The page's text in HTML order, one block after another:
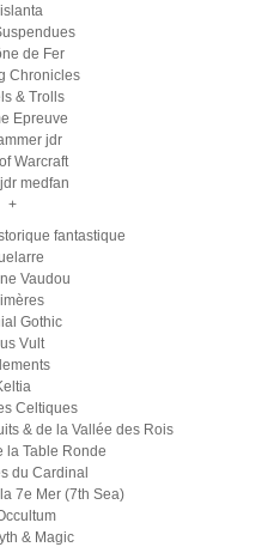
de Fer
Chronicles
& Trolls
Epreuve
jdr
Warcraft
medfan
+
fantastique
Vaudou
Gothic
Vult
Celtiques
& de la Vallée des Rois
la Table Ronde
du Cardinal
7e Mer (7th Sea)
& Magic